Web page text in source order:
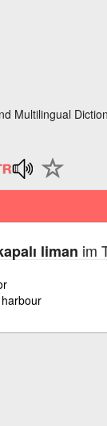
Multilingual
liman im